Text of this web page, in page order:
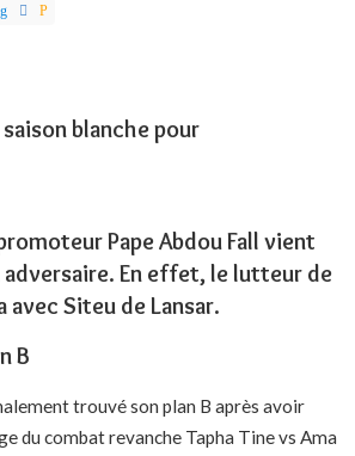
saison blanche pour
Pape Abdou Fall vient
En effet, le lutteur de
avec Siteu de Lansar.
B
trouvé son plan B après avoir
du combat revanche Tapha Tine vs Ama